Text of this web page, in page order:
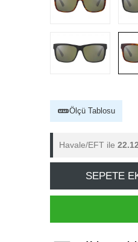
Ölçü Tablosu
Havale/EFT ile
SEPETE